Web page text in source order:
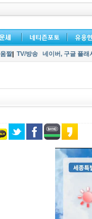
움짤| TV/방송 네이버, 구글 플